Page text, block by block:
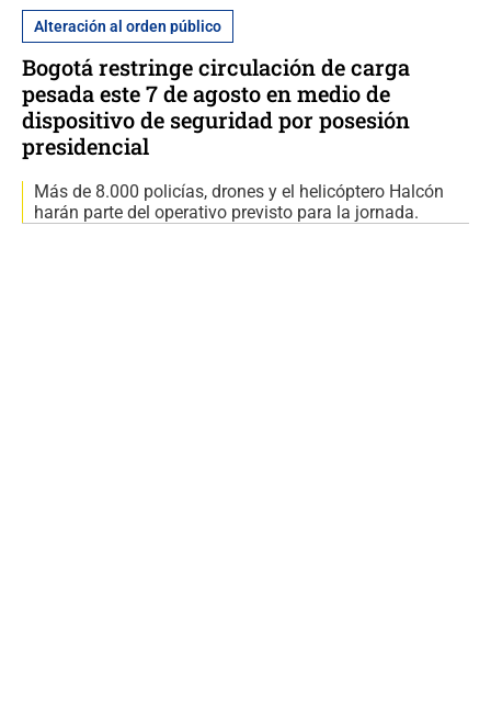
Alteración al orden público
Bogotá restringe circulación de carga
pesada este 7 de agosto en medio de
dispositivo de seguridad por posesión
presidencial
Más de 8.000 policías, drones y el helicóptero Halcón
harán parte del operativo previsto para la jornada.